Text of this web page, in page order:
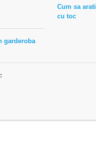
Cum sa
cu toc
garderoba